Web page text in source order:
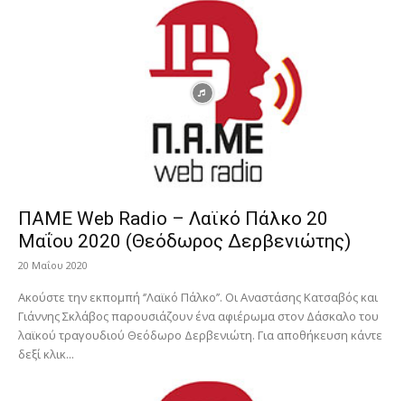
ΠΑΜΕ Web Radio – Λαϊκό Πάλκο 20
Μαΐου 2020 (Θεόδωρος Δερβενιώτης)
20 Μαΐου 2020
Ακούστε την εκπομπή ‘’Λαϊκό Πάλκο’’. Οι Αναστάσης Κατσαβός και
Γιάννης Σκλάβος παρουσιάζουν ένα αφιέρωμα στον Δάσκαλο του
λαϊκού τραγουδιού Θεόδωρο Δερβενιώτη. Για αποθήκευση κάντε
δεξί κλικ...